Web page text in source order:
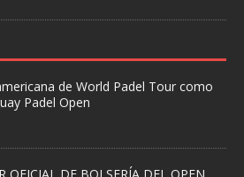
de World Padel Tour como
Padel Open